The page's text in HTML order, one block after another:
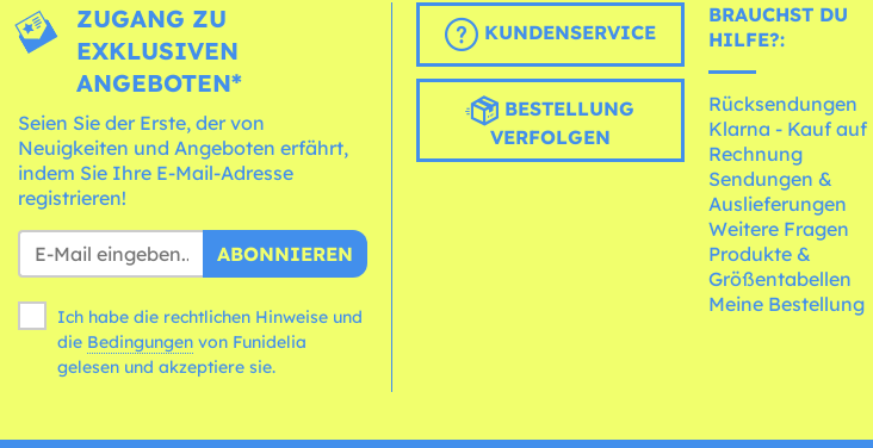
ZUGANG ZU
EXKLUSIVEN
ANGEBOTEN*
Seien Sie der Erste, der von
Neuigkeiten und Angeboten erfährt,
indem Sie Ihre E-Mail-Adresse
registrieren!
ABONNIEREN
Ich habe die rechtlichen Hinweise und
die Bedingungen
gelesen und akzeptiere sie.
KUNDENSERVICE
BESTELLUNG
VERFOLGEN
BRAUCHST DU
HILFE?:
Rücksendungen
Klarna - Kauf auf
Rechnung
Sendungen &
Auslieferungen
Weitere Fragen
Produkte &
Größentabellen
Meine Bestellung